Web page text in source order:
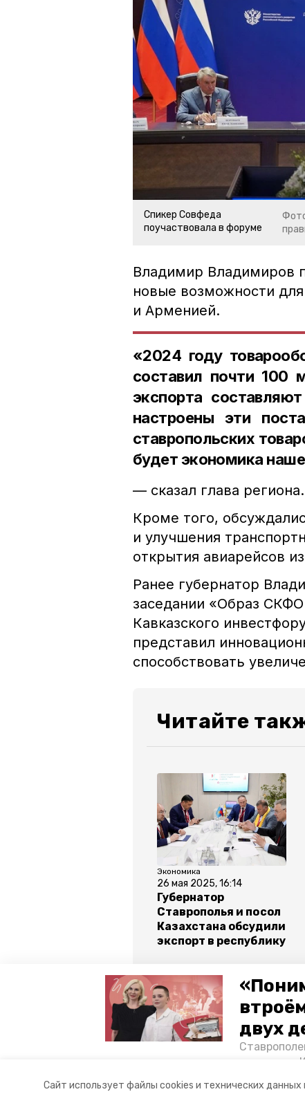
Сайт использует файлы cookies и технических данных
двух
тонущих в
Спикер Совфеда
поучаствовала в форуме
Владимир Владимиров
новые возможности
и Арменией.
«2024 году
составил почти 100
экспорта
настроены эти
ставропольских
будет экономика
— сказал глава региона.
Кроме того,
и улучшения
открытия авиарейсов
Ранее губернатор
заседании «Образ
Кавказского
представил
способствовать
Читайте
Экономика
26 мая 2025, 16:14
Губернатор
Ставрополья и посол
Казахстана обсудили
экспорт в республику
Все новости
ставропольский край